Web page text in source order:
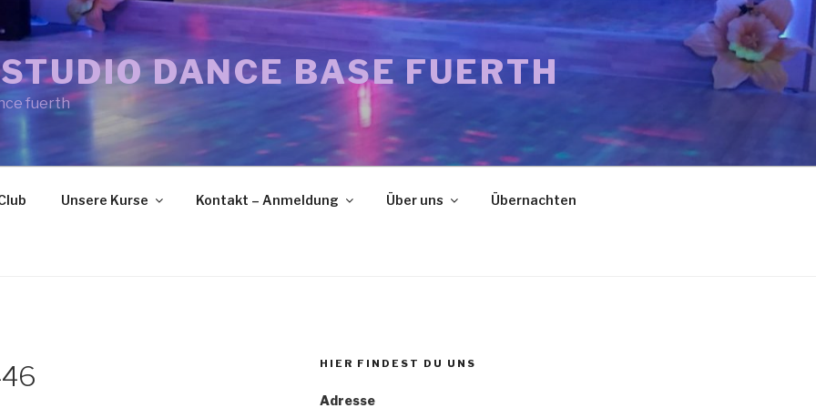
DANCE BASE FUERTH
fuerth
Unsere Kurse Kontakt – Anmeldung Über uns Übernachten
HIER FINDEST DU UNS
Adresse